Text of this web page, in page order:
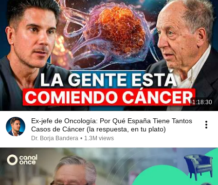
1:18:30
Ex-jefe de Oncología: Por Qué España Tiene Tantos
Casos de Cáncer (la respuesta, en tu plato)
Dr. Borja Bandera • 1.3M views